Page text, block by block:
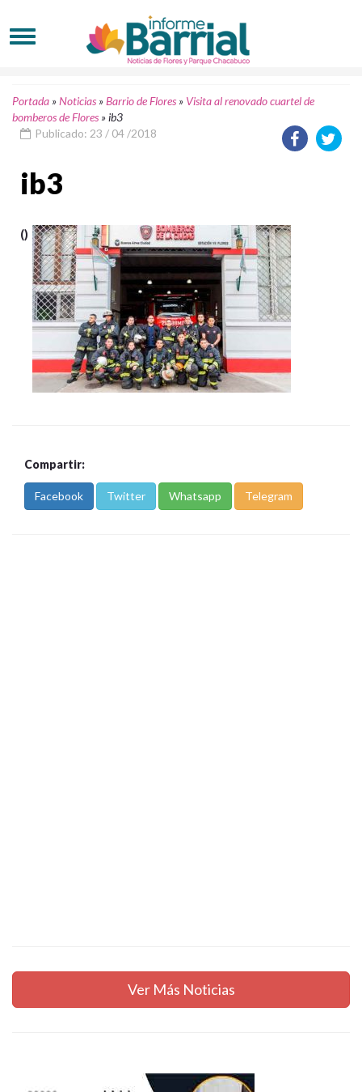
Portada »Noticias »Barrio de Flores » Visita al renovado cuartel de
bomberos de Flores »ib3
Publicado: 23 / 04 /2018
ib3
()
Compartir:
Facebook Twitter Whatsapp Telegram
Ver Más Noticias